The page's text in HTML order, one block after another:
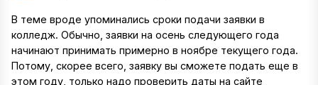
В теме вроде упоминались сроки подачи заявки в
колледж. Обычно, заявки на осень следующего года
начинают принимать примерно в ноябре текущего года.
Потому, скорее всего, заявку вы сможете подать еще в
этом году, только надо проверить даты на сайте